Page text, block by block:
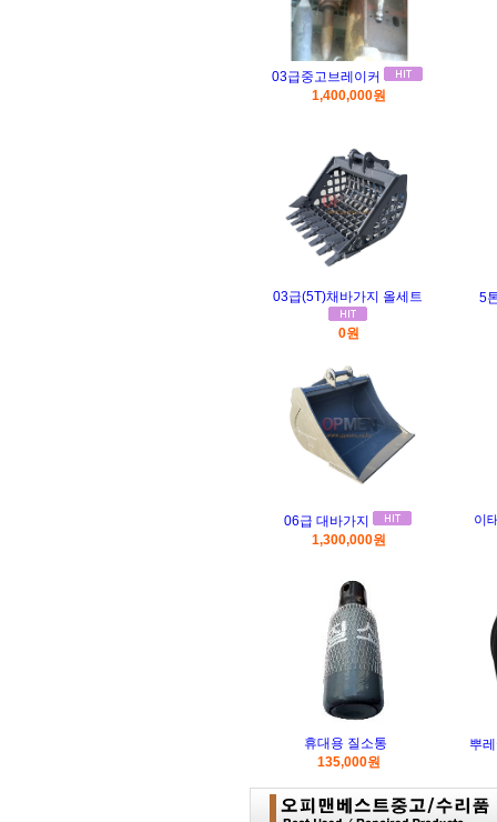
03급중고브레이커
1,400,000원
03급(5T)채바가지 올세트
0원
5
06급 대바가지
1,300,000원
이
휴대용 질소통
135,000원
뿌